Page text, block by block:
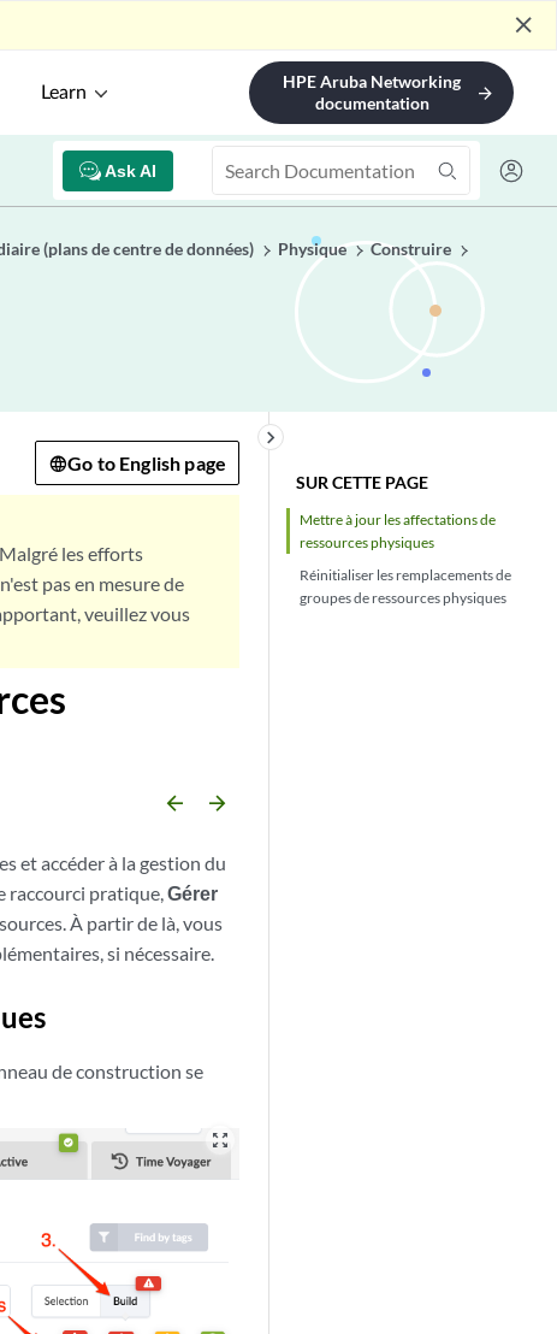
close
Learn
HPE Aruba Networking
documentation
arrow_forward
Ask AI
(plans de centre de données) Physique Construire
SUR CETTE PAGE
Mettre à jour les affectations de
ressources physiques
Réinitialiser les remplacements de
groupes de ressources physiques
keyboard_arrow_right
Go to English page
les efforts
pas en mesure de
veuillez vous
arrow_backward arrow_forward
et accéder à la gestion du
raccourci pratique,Gérer
À partir de là, vous
si nécessaire.
de construction se
zoom_out_map